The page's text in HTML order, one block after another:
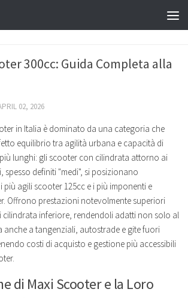
300cc: Guida Completa alla
02, 2026
in Italia è dominato da una categoria che
equilibrio tra agilità urbana e capacità di
lunghi: gli scooter con cilindrata attorno ai
spesso definiti "medi", si posizionano
più agili scooter 125cc e i più imponenti e
Offrono prestazioni notevolmente superiori
cilindrata inferiore, rendendoli adatti non solo al
a tangenziali, autostrade e gite fuori
costi di acquisto e gestione più accessibili
di Maxi Scooter e la Loro